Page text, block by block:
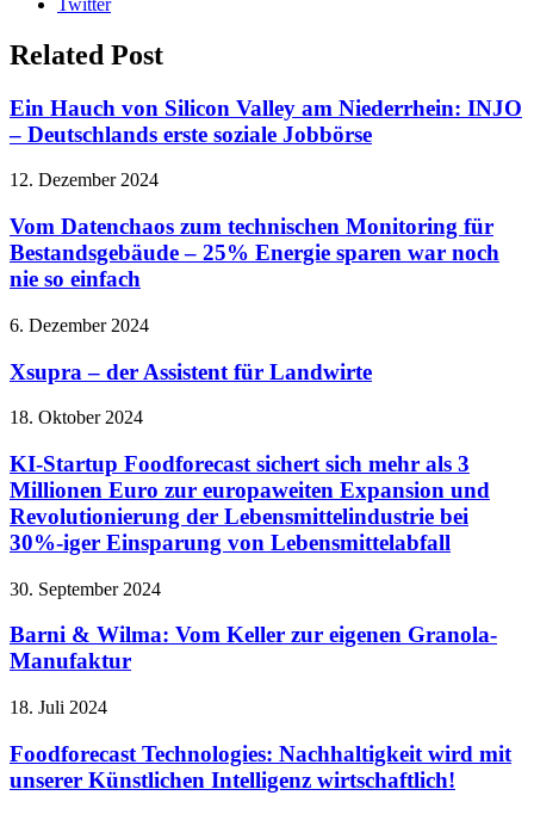
Related Post
Ein Hauch von Silicon Valley am Niederrhein: INJO
– Deutschlands erste soziale Jobbörse
12. Dezember 2024
Vom Datenchaos zum technischen Monitoring für
Bestandsgebäude – 25% Energie sparen war noch
nie so einfach
6. Dezember 2024
Xsupra – der Assistent für Landwirte
18. Oktober 2024
KI-Startup Foodforecast sichert sich mehr als 3
Millionen Euro zur europaweiten Expansion und
Revolutionierung der Lebensmittelindustrie bei
30%-iger Einsparung von Lebensmittelabfall
30. September 2024
Barni & Wilma: Vom Keller zur eigenen Granola-
Manufaktur
18. Juli 2024
Foodforecast Technologies: Nachhaltigkeit wird mit
unserer Künstlichen Intelligenz wirtschaftlich!